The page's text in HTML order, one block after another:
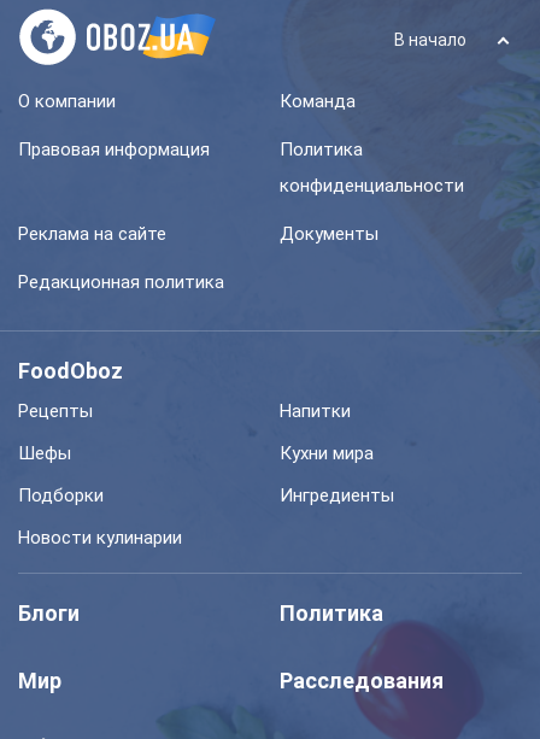
В начало
О компании Команда
Правовая информация
Политика
конфиденциальности
Реклама на сайте Документы
Редакционная политика
FoodOboz
Рецепты
Напитки
Шефы
Кухни мира
Подборки
Ингредиенты
Новости кулинарии
Блоги Политика
Мир Расследования